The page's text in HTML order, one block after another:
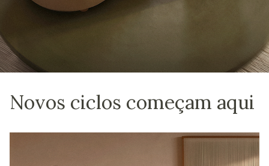
Novos ciclos começam aqui